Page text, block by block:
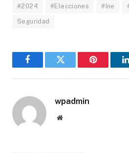
#2024 #Elecciones #Ine
Seguridad
FacebookTwitter Pinterest
wpadmin
Website